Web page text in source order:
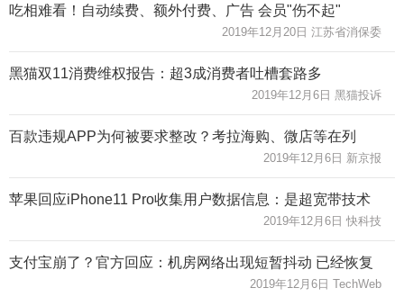
吃相难看！自动续费、额外付费、广告 会员"伤不起"
2019年12月20日 江苏省消保委
黑猫双11消费维权报告：超3成消费者吐槽套路多
2019年12月6日 黑猫投诉
百款违规APP为何被要求整改？考拉海购、微店等在列
2019年12月6日 新京报
苹果回应iPhone11 Pro收集用户数据信息：是超宽带技术
2019年12月6日 快科技
支付宝崩了？官方回应：机房网络出现短暂抖动 已经恢复
2019年12月6日 TechWeb